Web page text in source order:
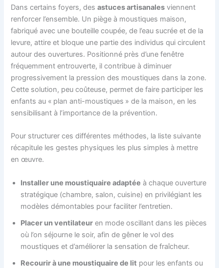
Dans certains foyers, desastuces artisanales viennent
renforcer l’ensemble. Un piège à moustiques maison,
fabriqué avec une bouteille coupée, de l’eau sucrée et de la
levure, attire et bloque une partie des individus qui circulent
autour des ouvertures. Positionné près d’une fenêtre
fréquemment entrouverte, il contribue à diminuer
progressivement la pression des moustiques dans la zone.
Cette solution, peu coûteuse, permet de faire participer les
enfants au « plan anti-moustiques » de la maison, en les
sensibilisant à l’importance de la prévention.
Pour structurer ces différentes méthodes, la liste suivante
récapitule les gestes physiques les plus simples à mettre
en œuvre.
Installer une moustiquaire adaptée à chaque ouverture
stratégique (chambre, salon, cuisine) en privilégiant les
modèles démontables pour faciliter l’entretien.
Placer un ventilateur en mode oscillant dans les pièces
où l’on séjourne le soir, afin de gêner le vol des
moustiques et d’améliorer la sensation de fraîcheur.
Recourir à une moustiquaire de lit pour les enfants ou